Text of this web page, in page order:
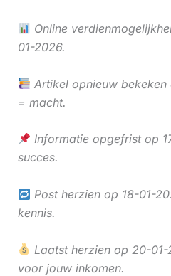
Online
01-2026.
Artikel opnieuw
= macht.
Informatie opgefrist op
succes.
Post herzien op 18-01-
kennis.
Laatst herzien op 20-
voor jouw inkomen.